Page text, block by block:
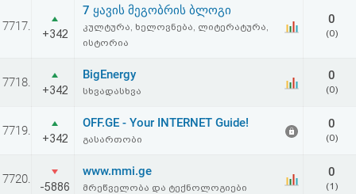
7717.
+342
7 ყავის მეგობრის ბლოგი
კულტურა, ხელოვნება, ლიტერატურა,
ისტორია
0
(0)
7718.
+342
BigEnergy
სხვადასხვა
0
(0)
7719.
+342
OFF.GE - Your INTERNET Guide!
გასართობი
0
(0)
7720.
-5886
www.mmi.ge
მრეწველობა და ტექნოლოგიები
0
(1)